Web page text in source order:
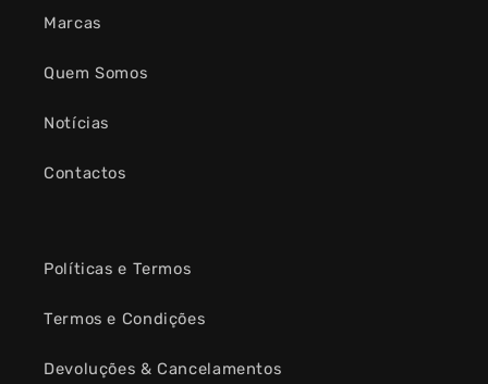
Marcas
Quem Somos
Notícias
Contactos
Políticas e Termos
Termos e Condições
Devoluções & Cancelamentos